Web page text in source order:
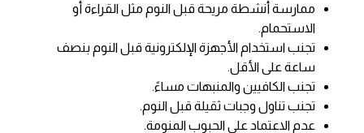
ممارسة أنشطة مريحة قبل النوم مثل القراءة أو
الاستحمام.
تجنب استخدام الأجهزة الإلكترونية قبل النوم بنصف
ساعة على الأقل.
تجنب الكافيين والمنبهات مساءً.
تجنب تناول وجبات ثقيلة قبل النوم.
عدم الاعتماد على الحبوب المنومة.